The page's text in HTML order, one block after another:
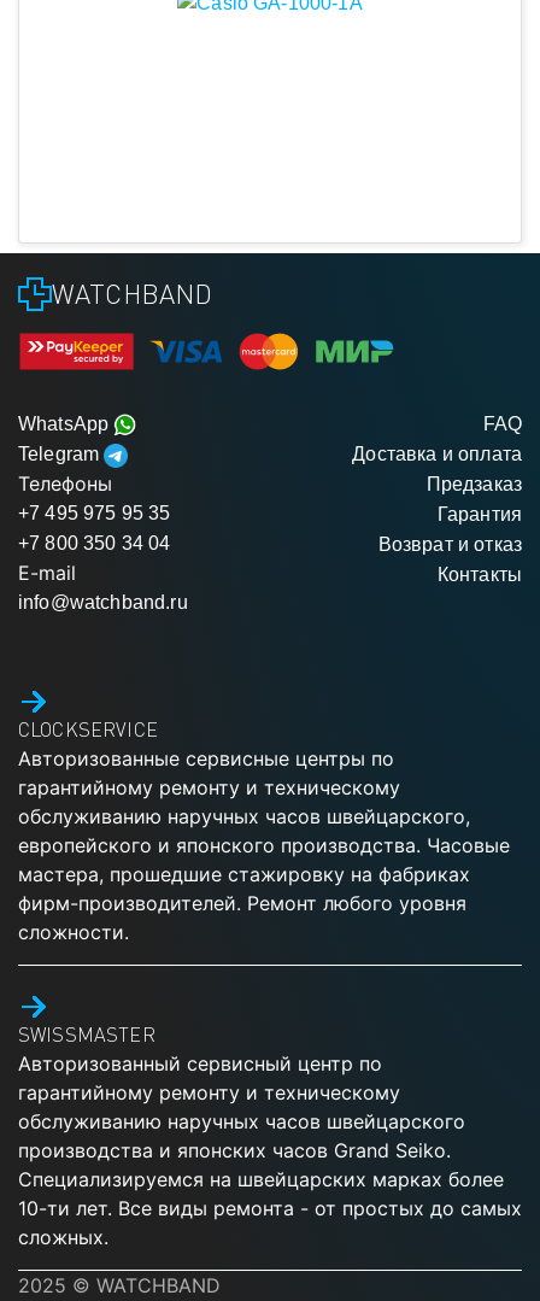
WATCHBAND
WhatsApp
Telegram
Телефоны
+7 495 975 95 35
+7 800 350 34 04
E-mail
info@watchband.ru
FAQ
Доставка и оплата
Предзаказ
Гарантия
Возврат и отказ
Контакты
CLOCKSERVICE
Авторизованные сервисные центры по
гарантийному ремонту и техническому
обслуживанию наручных часов швейцарского,
европейского и японского производства. Часовые
мастера, прошедшие стажировку на фабриках
фирм-производителей. Ремонт любого уровня
сложности.
SWISSMASTER
Авторизованный сервисный центр по
гарантийному ремонту и техническому
обслуживанию наручных часов швейцарского
производства и японских часов Grand Seiko.
Специализируемся на швейцарских марках более
10-ти лет. Все виды ремонта - от простых до самых
сложных.
2025 © WATCHBAND